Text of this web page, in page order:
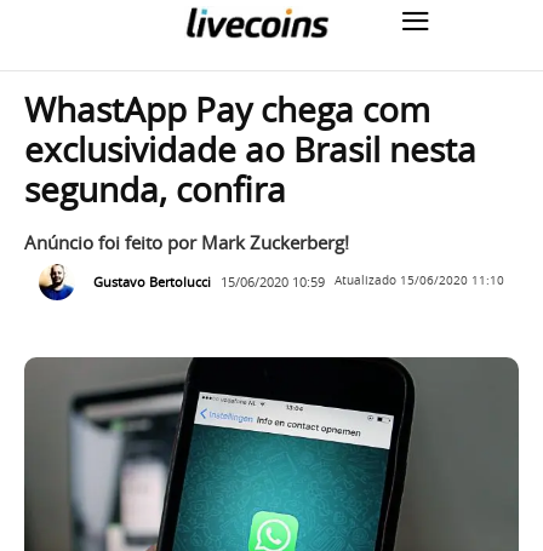
WhastApp Pay chega com
exclusividade ao Brasil nesta
segunda, confira
Anúncio foi feito por Mark Zuckerberg!
Gustavo Bertolucci 15/06/2020 10:59 Atualizado 15/06/2020 11:10